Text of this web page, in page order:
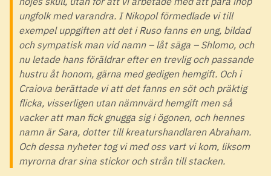
ungfolk med varandra. I Nikopol förmedlade vi till
exempel uppgiften att det i Ruso fanns en ung, bildad
och sympatisk man vid namn – låt säga – Shlomo, och
nu letade hans föräldrar efter en trevlig och passande
hustru åt honom, gärna med gedigen hemgift. Och i
Craiova berättade vi att det fanns en söt och präktig
flicka, visserligen utan nämnvärd hemgift men så
vacker att man fick gnugga sig i ögonen, och hennes
namn är Sara, dotter till kreaturshandlaren Abraham.
Och dessa nyheter tog vi med oss vart vi kom, liksom
myrorna drar sina stickor och strån till stacken.